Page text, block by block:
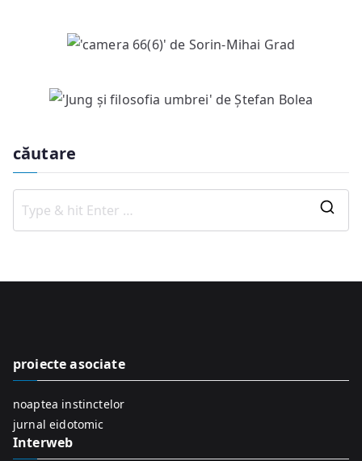
căutare
o
proiecte asociate
noaptea instinctelor
jurnal eidotomic
Interweb